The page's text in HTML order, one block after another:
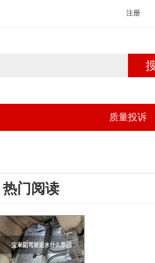
注册
质量投诉
热门阅读